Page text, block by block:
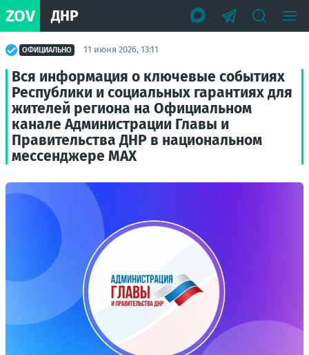
ZOV ДНР
ОФИЦИАЛЬНО 11 июня 2026, 13:11
Вся информация о ключевые событиях
Республики и социальных гарантиях для
жителей региона на Официальном
канале Администрации Главы и
Правительства ДНР в национальном
мессенджере MAX